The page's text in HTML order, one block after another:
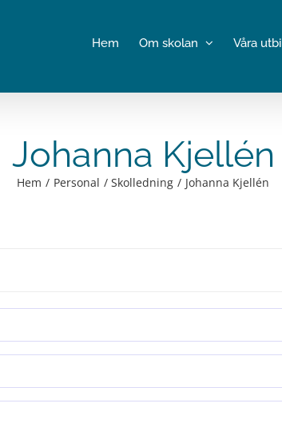
Hem Om skolan Våra
Johanna Kjellén
Hem Personal Skolledning Johanna Kjellén